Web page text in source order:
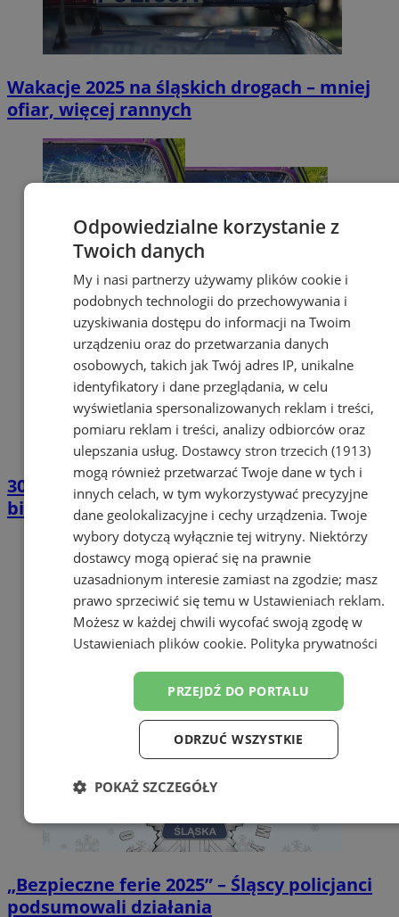
Wakacje 2025 na śląskich drogach – mniej
ofiar, więcej rannych
306 wypadków i kolizji w 3 dni – tragiczny
bilans na Śląsku
„Bezpieczne ferie 2025” – Śląscy policjanci
podsumowali działania
Odpowiedzialne korzystanie z
Twoich danych
My i nasi partnerzy używamy plików cookie i
podobnych technologii do przechowywania i
uzyskiwania dostępu do informacji na Twoim
urządzeniu oraz do przetwarzania danych
osobowych, takich jak Twój adres IP, unikalne
identyfikatory i dane przeglądania, w celu
wyświetlania spersonalizowanych reklam i treści,
pomiaru reklam i treści, analizy odbiorców oraz
ulepszania usług. Dostawcy stron trzecich (1913)
mogą również przetwarzać Twoje dane w tych i
innych celach, w tym wykorzystywać precyzyjne
dane geolokalizacyjne i cechy urządzenia. Twoje
wybory dotyczą wyłącznie tej witryny. Niektórzy
dostawcy mogą opierać się na prawnie
uzasadnionym interesie zamiast na zgodzie; masz
prawo sprzeciwić się temu w Ustawieniach reklam.
Możesz w każdej chwili wycofać swoją zgodę w
Ustawieniach plików cookie. Polityka prywatności
PRZEJDŹ DO PORTALU
ODRZUĆ WSZYSTKIE
POKAŻ SZCZEGÓŁY
Niezbędne Wydajność Targetowanie
Funkcjonalność Niesklasyfikowane